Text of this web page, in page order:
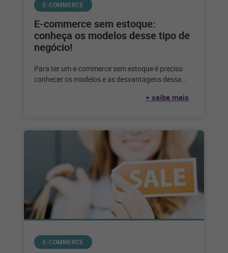
E-COMMERCE
E-commerce sem estoque:
conheça os modelos desse tipo de
negócio!
Para ter um e-commerce sem estoque é preciso
conhecer os modelos e as desvantagens dessa
+ saiba mais
E-COMMERCE